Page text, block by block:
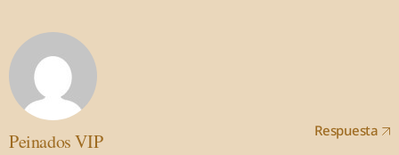
Peinados VIP Respuesta